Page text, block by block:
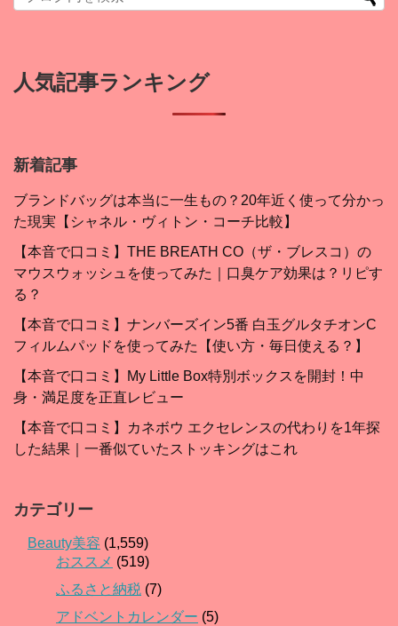
人気記事ランキング
新着記事
ブランドバッグは本当に一生もの？20年近く使って分かっ
た現実【シャネル・ヴィトン・コーチ比較】
【本音で口コミ】THE BREATH CO（ザ・ブレスコ）の
マウスウォッシュを使ってみた｜口臭ケア効果は？リピす
る？
【本音で口コミ】ナンバーズイン5番 白玉グルタチオンC
フィルムパッドを使ってみた【使い方・毎日使える？】
【本音で口コミ】My Little Box特別ボックスを開封！中
身・満足度を正直レビュー
【本音で口コミ】カネボウ エクセレンスの代わりを1年探
した結果｜一番似ていたストッキングはこれ
カテゴリー
Beauty美容 (1,559)
おススメ (519)
ふるさと納税 (7)
アドベントカレンダー (5)